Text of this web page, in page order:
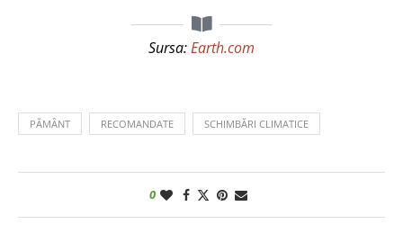
Sursa:Earth.com
PĂMÂNT RECOMANDATE SCHIMBĂRI CLIMATICE
0